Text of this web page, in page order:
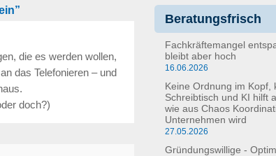
Beratungsfrisch
Fachkräftemangel
bleibt aber hoch
16.06.2026
Keine Ordnung im Kopf,
Schreibtisch und KI hilft
wie aus Chaos
Unternehmen wird
27.05.2026
Gründungswillige -
die es werden wollen,
das Telefonieren – und
doch?)